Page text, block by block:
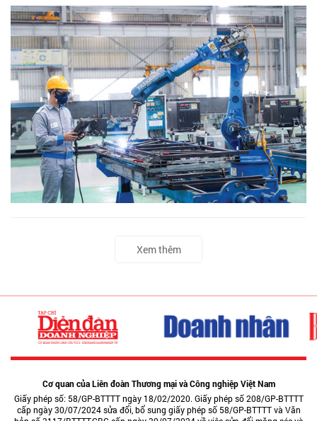
Xem thêm
Cơ quan của Liên đoàn Thương mại và Công nghiệp Việt Nam
Giấy phép số: 58/GP-BTTTT ngày 18/02/2020. Giấy phép số 208/GP-BTTTT
cấp ngày 30/07/2024 sửa đổi, bổ sung giấy phép số 58/GP-BTTTT và Văn